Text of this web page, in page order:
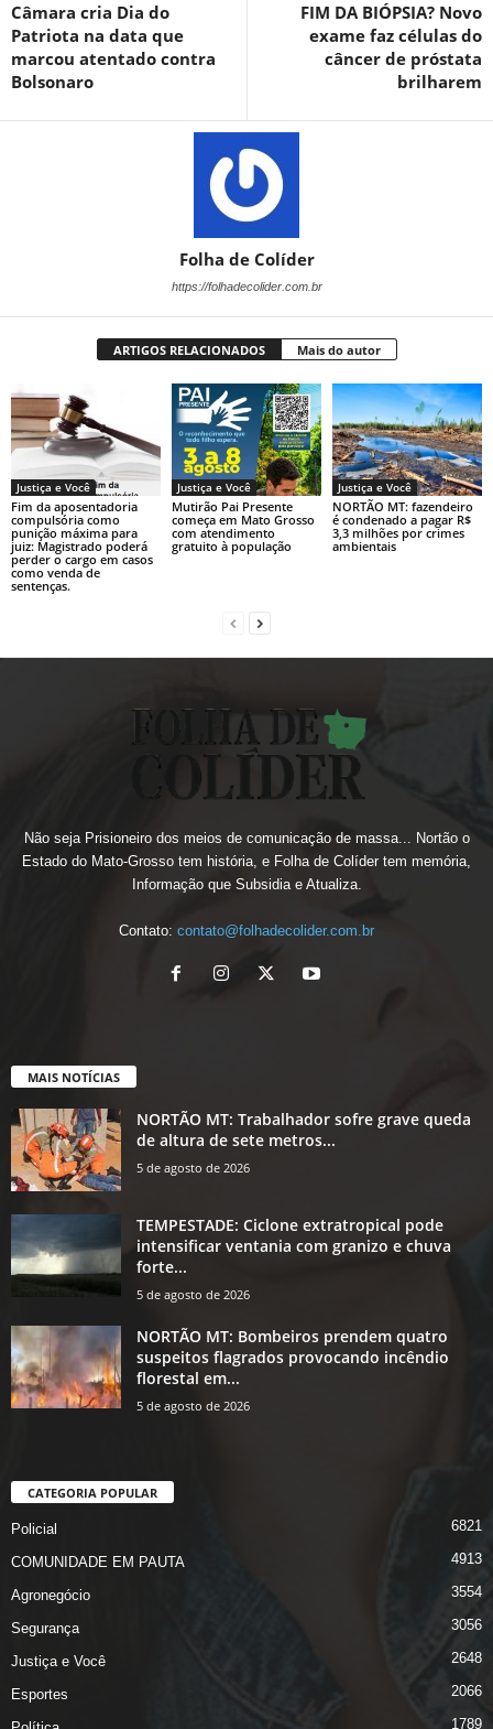
Câmara cria Dia do
Patriota na data que
marcou atentado contra
Bolsonaro
FIM DA BIÓPSIA? Novo
exame faz células do
câncer de próstata
brilharem
Folha de Colíder
https://folhadecolider.com.br
ARTIGOS RELACIONADOS Mais do autor
Justiça e Você
Fim da aposentadoria
compulsória como
punição máxima para
juiz: Magistrado poderá
perder o cargo em casos
como venda de
sentenças.
Justiça e Você
Mutirão Pai Presente
começa em Mato Grosso
com atendimento
gratuito à população
Justiça e Você
NORTÃO MT: fazendeiro
é condenado a pagar R$
3,3 milhões por crimes
ambientais
Não seja Prisioneiro dos meios de comunicação de massa... Nortão o
Estado do Mato-Grosso tem história, e Folha de Colíder tem memória,
Informação que Subsidia e Atualiza.
Contato: contato@folhadecolider.com.br
MAIS NOTÍCIAS
NORTÃO MT: Trabalhador sofre grave queda
de altura de sete metros...
5 de agosto de 2026
TEMPESTADE: Ciclone extratropical pode
intensificar ventania com granizo e chuva
forte...
5 de agosto de 2026
NORTÃO MT: Bombeiros prendem quatro
suspeitos flagrados provocando incêndio
florestal em...
5 de agosto de 2026
CATEGORIA POPULAR
Policial 6821
COMUNIDADE EM PAUTA 4913
Agronegócio 3554
Segurança 3056
Justiça e Você 2648
Esportes 2066
1789